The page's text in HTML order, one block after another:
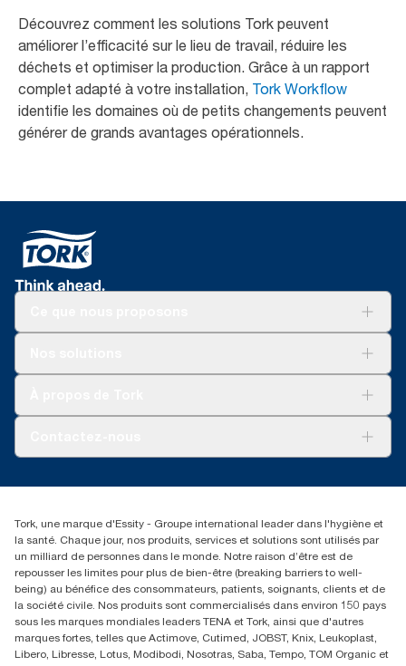
Découvrez comment les solutions Tork peuvent
améliorer l’efficacité sur le lieu de travail, réduire les
déchets et optimiser la production. Grâce à un rapport
complet adapté à votre installation, Tork Workflow
identifie les domaines où de petits changements peuvent
générer de grands avantages opérationnels.
Réclamation pour distributeurs
02 766 05 30
Essity Belgium NV
Berkenlaan 8B
1831 MACHELEN
Tork, une marque d'Essity - Groupe international leader dans l'hygiène et
la santé. Chaque jour, nos produits, services et solutions sont utilisés par
un milliard de personnes dans le monde. Notre raison d’être est de
repousser les limites pour plus de bien-être (breaking barriers to well-
being) au bénéfice des consommateurs, patients, soignants, clients et de
la société civile. Nos produits sont commercialisés dans environ 150 pays
sous les marques mondiales leaders TENA et Tork, ainsi que d'autres
marques fortes, telles que Actimove, Cutimed, JOBST, Knix, Leukoplast,
Libero, Libresse, Lotus, Modibodi, Nosotras, Saba, Tempo, TOM Organic et